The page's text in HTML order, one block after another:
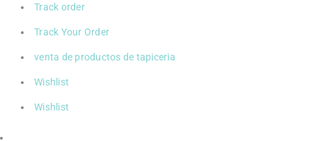
Track order
Track Your Order
venta de productos de tapiceria
Wishlist
Wishlist